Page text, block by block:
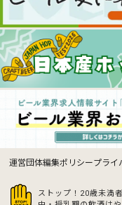
運営団体編集ポリシープライ
ストップ！20歳未満